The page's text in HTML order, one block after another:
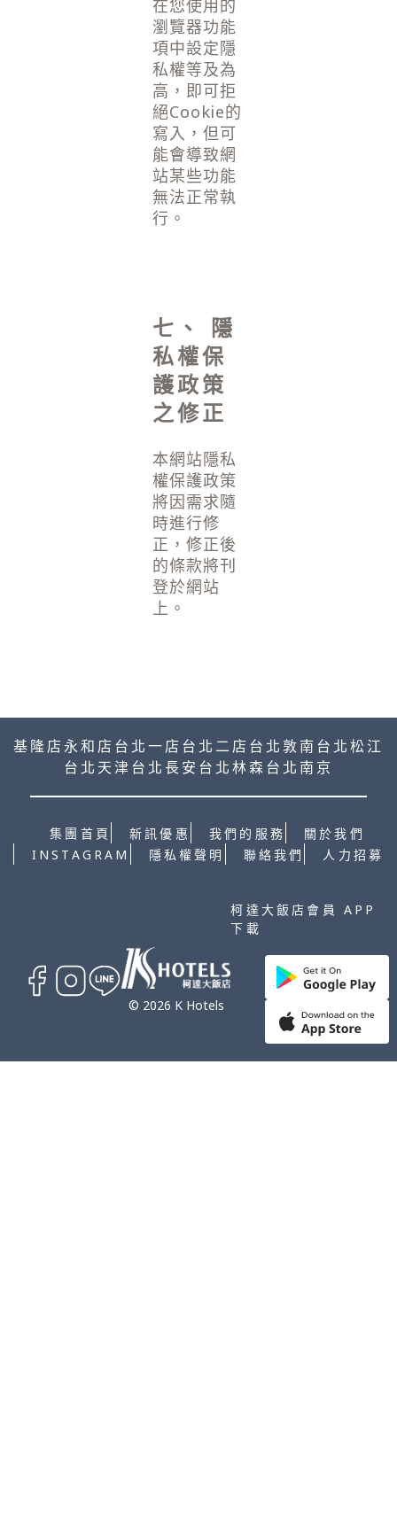
在您使用的
瀏覽器功能
項中設定隱
私權等及為
高，即可拒
絕Cookie的
寫入，但可
能會導致網
站某些功能
無法正常執
行。
七、 隱
私權保
護政策
之修正
本網站隱私
權保護政策
將因需求隨
時進行修
正，修正後
的條款將刊
登於網站
上。
基隆店 永和店 台北一店 台北二店 台北敦南 台北松江
台北天津台北長安 台北林森台北南京
集團首頁 新訊優惠 我們的服務
關於我們
INSTAGRAM
隱私權聲明 聯絡我們 人力招募
© 2026 K Hotels
柯達大飯店會員 APP
下載